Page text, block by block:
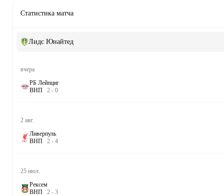
Статистика матча
Лидс Юнайтед
вчера
РБ Лейпциг
ВНП 2 - 0
2 авг.
Ливерпуль
ВНП 2 - 4
25 июл.
Рексем
ВНП 2 - 3